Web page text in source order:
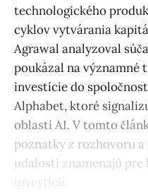
technologického
cyklov vytvárania
Agrawal analyzoval
poukázal na významné
investície do
Alphabet, ktoré
oblasti AI. V tomto
poznatky z rozhovoru
udalosti znamenajú
investícií.